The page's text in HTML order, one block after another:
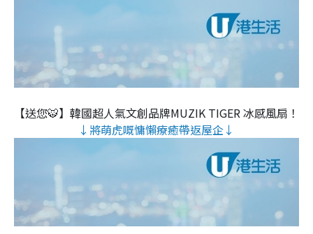
【送您🐯】韓國超人氣文創品牌MUZIK TIGER 冰感風扇！
↓將萌虎嘅慵懶療癒帶返屋企↓